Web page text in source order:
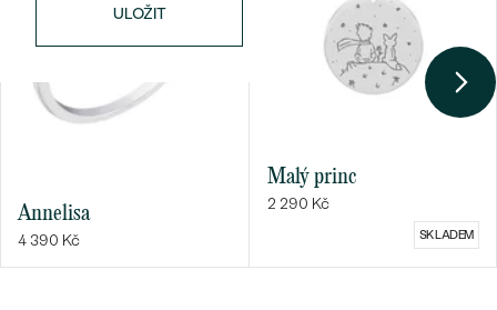
ULOŽIT
Annelisa
4 390 Kč
Malý princ
2 290 Kč
SKLADEM